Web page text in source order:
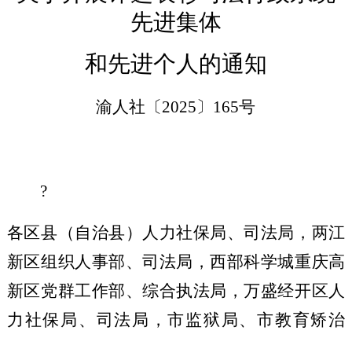
先进集体
和先进个人 的通知
渝人社 〔2025〕 165号
?
各区县（自治县）人力社保局、司法局 ，两江
新区组织人事部、司法局 ，西部科学城重庆高
新区党群工作部、综合执法局 ，万盛经开区人
力社保局、司法局，市监狱局、市教育矫治